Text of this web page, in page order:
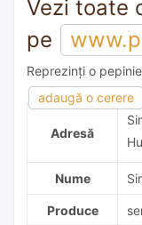
Vezi toate
pe
Reprezinți o
adaugă o cerere
adaugă o
Adresă
Nume
Produce